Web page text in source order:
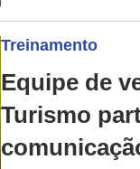
Treinamento
Equipe de
Turismo